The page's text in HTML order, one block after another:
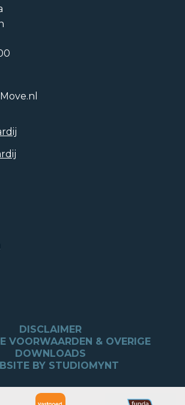
DISCLAIMER
VOORWAARDEN & OVERIGE
DOWNLOADS
BY STUDIOMYNT